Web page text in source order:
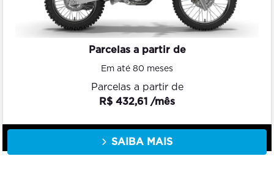
Parcelas a partir de
Em até 80 meses
Parcelas a partir de
R$ 432,61 /mês
SAIBA MAIS